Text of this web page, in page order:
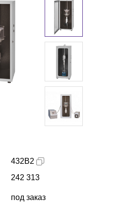
432B2
242 313
под заказ